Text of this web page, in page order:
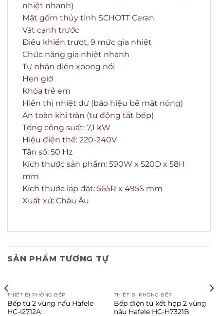
nhiệt nhanh)
Mặt gốm thủy tinh SCHOTT Ceran
Vát cạnh trước
Điều khiển trượt, 9 mức gia nhiệt
Chức năng gia nhiệt nhanh
Tự nhận diện xoong nồi
Hẹn giờ
Khóa trẻ em
Hiển thị nhiệt dư (báo hiệu bề mặt nóng)
An toàn khi tràn (tự động tắt bếp)
Tổng công suất: 7,1 kW
Hiệu điện thế: 220-240V
Tần số: 50 Hz
Kích thước sản phẩm: 590W x 520D x 58H
mm
Kích thước lắp đặt: 565R x 495S mm
Xuất xứ: Châu Âu
SẢN PHẨM TƯƠNG TỰ
THIẾT BỊ PHÒNG BẾP
Bếp từ 2 vùng nấu Hafele
HC-I2712A
THIẾT BỊ PHÒNG BẾP
Bếp điện từ kết hợp 2 vùng
nấu Hafele HC-H7321B